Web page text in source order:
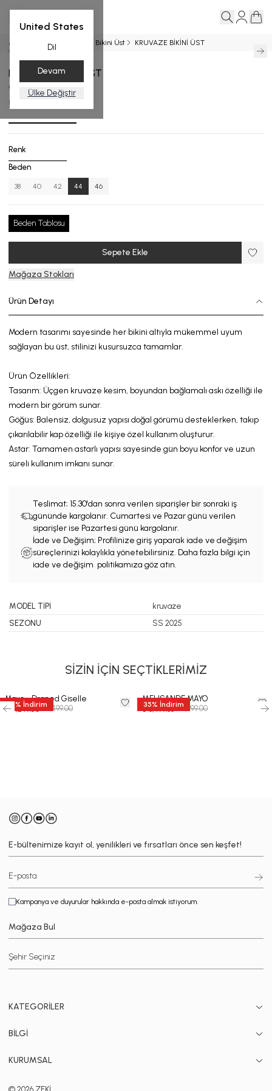
United States
Dil
Devam
Ülke Değiştir
Ana Sayfa BİKİNİ ÜST Bikini Üst KRUVAZE BİKİNİ ÜST
KRUVAZE BİKİNİ ÜST
₺ 2,999.00
BU.4707-25_R169_44
Renk
Beden
38 40 42 44 46
Beden Tablosu
Sepete Ekle
Mağaza Stokları
Ürün Detayı
Modern tasarımı sayesinde her bikini altıyla mükemmel uyum
sağlayan bu üst, stilinizi kusursuzca tamamlar.
Ürün Özellikleri:
Tasarım: Üçgen kruvaze kesim, boyundan bağlamalı askı özelliği ile
modern bir görüm sunar.
Göğüs: Balensiz, dolgusuz yapısı doğal görümü desteklerken, takıp
çıkarılabilir kap özelliği ile kişiye özel kullanım oluşturur.
Astar: Tamamen astarlı yapısı sayesinde gün boyu konforve uzun
süreli kullanım imkanı sunar.
Teslimat; 15.30'dan sonra verilen siparişler bir sonraki iş
gününde kargolanır. Cumartesi ve Pazar günü verilen
siparişler ise Pazartesi günü kargolanır.
İade ve Değişim; Profilinize giriş yaparak iade ve değişim
süreçlerinizi kolaylıkla yönetebilirsiniz. Daha fazla bilgi için
iade ve değişim politikamıza göz atın.
MODEL TİPİ
kruvaze
SEZONU
SS 2025
SİZİN İÇİN SEÇTİKLERİMİZ
50 % İndirim
Mayo - Draped Giselle
₺ 4,249.50₺ 8,499.00 35% İndirim
MELISANDE MAYO
₺ 6,499.35 ₺ 9,999.00
E-bültenimize kayıt ol, yenilikleri ve fırsatları önce sen keşfet!
Kampanya ve duyurular hakkında e-posta almak istiyorum.
Mağaza Bul
KATEGORİLER
BİLGİ
KURUMSAL